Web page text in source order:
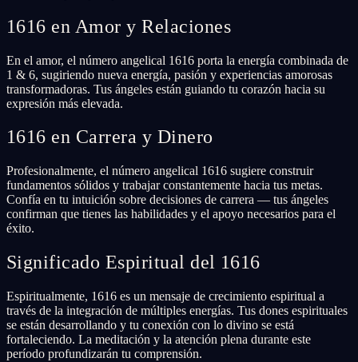
1616 en Amor y Relaciones
En el amor, el número angelical 1616 porta la energía combinada de
1 & 6, sugiriendo nueva energía, pasión y experiencias amorosas
transformadoras. Tus ángeles están guiando tu corazón hacia su
expresión más elevada.
1616 en Carrera y Dinero
Profesionalmente, el número angelical 1616 sugiere construir
fundamentos sólidos y trabajar constantemente hacia tus metas.
Confía en tu intuición sobre decisiones de carrera — tus ángeles
confirman que tienes las habilidades y el apoyo necesarios para el
éxito.
Significado Espiritual del 1616
Espiritualmente, 1616 es un mensaje de crecimiento espiritual a
través de la integración de múltiples energías. Tus dones espirituales
se están desarrollando y tu conexión con lo divino se está
fortaleciendo. La meditación y la atención plena durante este
período profundizarán tu comprensión.